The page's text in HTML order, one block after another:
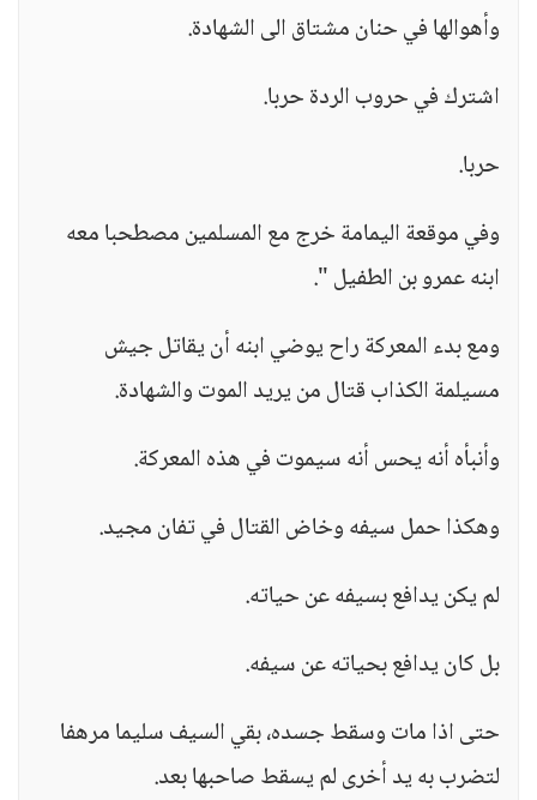
وأهوالها في حنان مشتاق الى الشهادة.
اشترك في حروب الردة حربا.
حربا.
وفي موقعة اليمامة خرج مع المسلمين مصطحبا معه
ابنه عمرو بن الطفيل ".
ومع بدء المعركة راح يوضي ابنه أن يقاتل جيش
مسيلمة الكذاب قتال من يريد الموت والشهادة.
وأنبأه أنه يحس أنه سيموت في هذه المعركة.
وهكذا حمل سيفه وخاض القتال في تفان مجيد.
لم يكن يدافع بسيفه عن حياته.
بل كان يدافع بحياته عن سيفه.
حتى اذا مات وسقط جسده، بقي السيف سليما مرهفا
لتضرب به يد أخرى لم يسقط صاحبها بعد.